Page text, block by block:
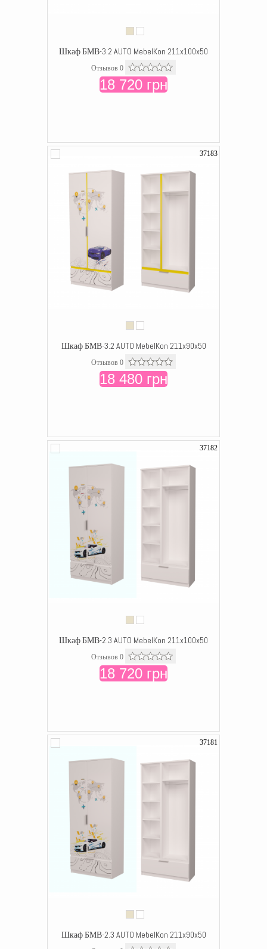
Шкаф БМВ-3.2 AUTO MebelKon 211x100x50
Отзывов 0
18 720 грн
37183
Шкаф БМВ-3.2 AUTO MebelKon 211x90x50
Отзывов 0
18 480 грн
37182
Шкаф БМВ-2.3 AUTO MebelKon 211x100x50
Отзывов 0
18 720 грн
37181
Шкаф БМВ-2.3 AUTO MebelKon 211x90x50